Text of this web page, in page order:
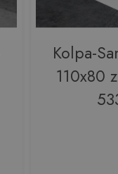
Kolpa-
110x80